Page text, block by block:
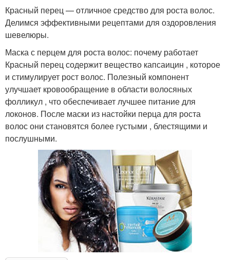
Красный перец — отличное средство для роста волос.
Делимся эффективными рецептами для оздоровления
шевелюры.
Маска с перцем для роста волос: почему работает
Красный перец содержит вещество капсаицин , которое
и стимулирует рост волос. Полезный компонент
улучшает кровообращение в области волосяных
фолликул , что обеспечивает лучшее питание для
локонов. После маски из настойки перца для роста
волос они становятся более густыми , блестящими и
послушными.